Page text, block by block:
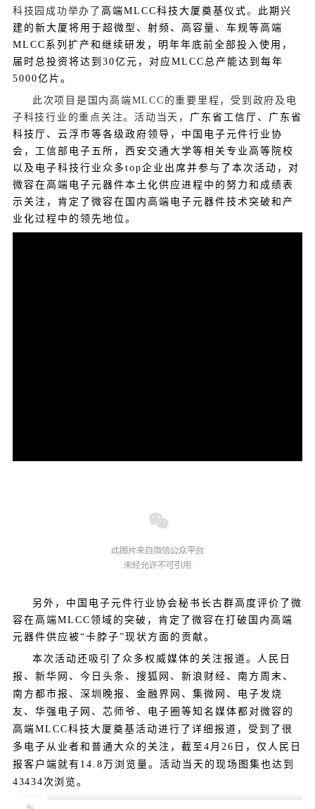
科技园成功举办了 高端MLCC科技大厦奠基仪式。 此期兴
建的新大厦将用于超微型、射频、高容量、车规等高端
MLCC系列扩产和继续研发，明年年底前全部投入使用，
届时总投资将达到30亿元，对应MLCC总产能达到每年
5000亿片。
此次项目是国内高端MLCC的重要里程，受到政府及电
子科技行业的重点关注。活动当天， 广东省工信厅、广东省
科技厅、云浮市等各级政府领导，中国电子元件行业协
会，工信部电子五所，西安交通大学等相关专业高等院校
以及电子科技行业众多top企业出席并参与了本次活动，对
微容在高端电子元器件本土化供应进程中的努力和成绩表
示关注，肯定了微容在国内高端电子元器件技术突破和产
业化过程中的领先地位。
另外，中国电子元件行业协会秘书长古群高度评价了微
容在高端MLCC领域的突破，肯定了微容在打破国内高端
元器件供应被“卡脖子”现状方面的贡献。
本次活动还吸引了众多权威媒体的关注报道。人民日
报、新华网、今日头条、搜狐网、新浪财经、南方周末、
南方都市报、深圳晚报、金融界网、集微网、电子发烧
友、华强电子网、芯师爷、电子圈等知名媒体都对微容的
高端MLCC科技大厦奠基活动进行了详细报道，受到了很
多电子从业者和普通大众的关注，截至4月26日，仅人民日
报客户端就有14.8万浏览量。 活动当天的现场图集也达到
43434次浏览。